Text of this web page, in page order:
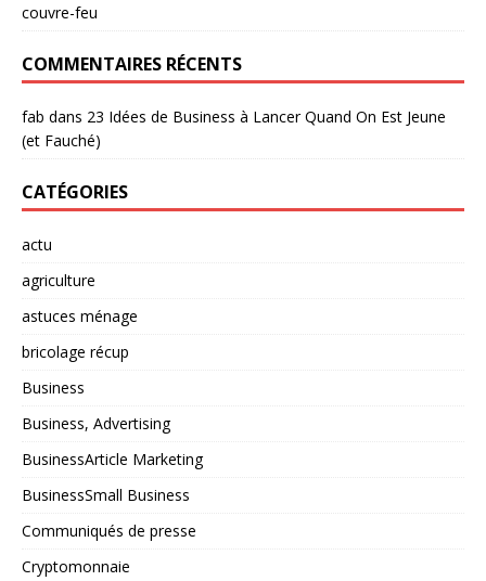
couvre-feu
COMMENTAIRES RÉCENTS
fab dans 23 Idées de Business à Lancer Quand On Est Jeune
(et Fauché)
CATÉGORIES
actu
agriculture
astuces ménage
bricolage récup
Business
Business, Advertising
BusinessArticle Marketing
BusinessSmall Business
Communiqués de presse
Cryptomonnaie